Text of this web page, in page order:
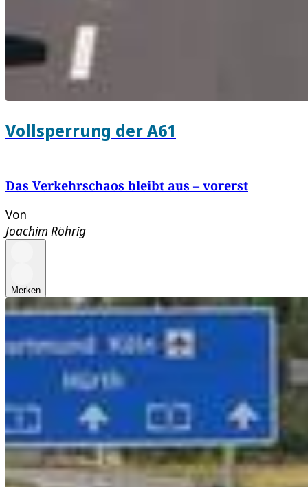
Vollsperrung der A61
Das Verkehrschaos bleibt aus – vorerst
Von
Joachim Röhrig
Merken